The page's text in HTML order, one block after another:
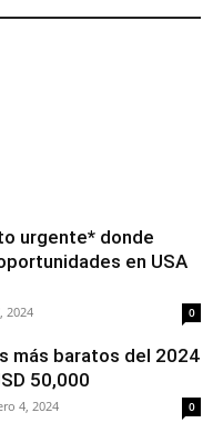
urgente* donde
en USA
2024 0
más baratos del 2024
50,000
4, 2024 0